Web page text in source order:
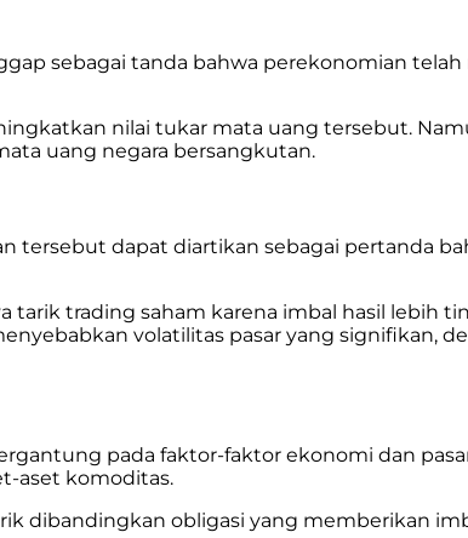
sebagai tanda bahwa perekonomian
nilai tukar mata uang tersebut.
uang negara bersangkutan.
tersebut dapat diartikan sebagai pertanda
trading saham karena imbal hasil lebih
volatilitas pasar yang signifikan,
pada faktor-faktor ekonomi dan
aset komoditas.
dibandingkan obligasi yang memberikan